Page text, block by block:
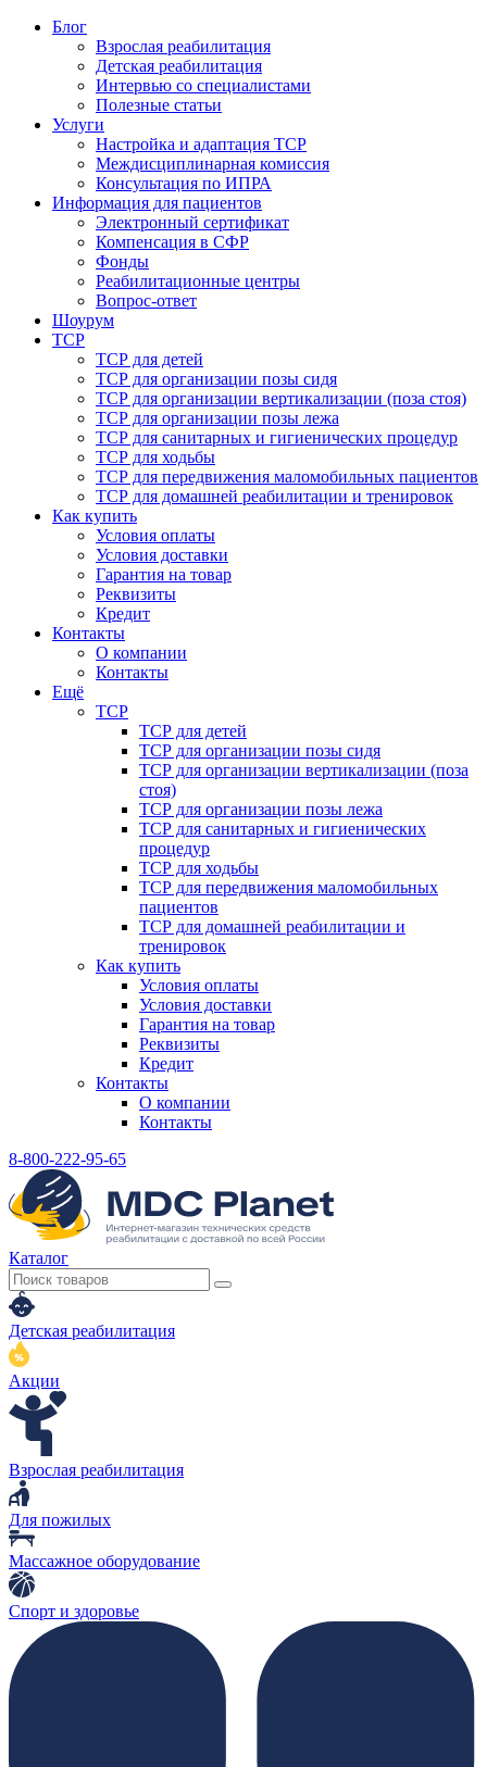
Блог
Взрослая реабилитация
Детская реабилитация
Интервью со специалистами
Полезные статьи
Услуги
Настройка и адаптация ТСР
Междисциплинарная комиссия
Консультация по ИПРА
Информация для пациентов
Электронный сертификат
Компенсация в СФР
Фонды
Реабилитационные центры
Вопрос-ответ
Шоурум
ТСР
ТСР для детей
ТСР для организации позы сидя
ТСР для организации вертикализации (поза стоя)
ТСР для организации позы лежа
ТСР для санитарных и гигиенических процедур
ТСР для ходьбы
ТСР для передвижения маломобильных пациентов
ТСР для домашней реабилитации и тренировок
Как купить
Условия оплаты
Условия доставки
Гарантия на товар
Реквизиты
Кредит
Контакты
О компании
Контакты
Ещё
ТСР
ТСР для детей
ТСР для организации позы сидя
ТСР для организации вертикализации (поза
стоя)
ТСР для организации позы лежа
ТСР для санитарных и гигиенических
процедур
ТСР для ходьбы
ТСР для передвижения маломобильных
пациентов
ТСР для домашней реабилитации и
тренировок
Как купить
Условия оплаты
Условия доставки
Гарантия на товар
Реквизиты
Кредит
Контакты
О компании
Контакты
8-800-222-95-65
Каталог
Детская реабилитация
Акции
Взрослая реабилитация
Для пожилых
Массажное оборудование
Спорт и здоровье